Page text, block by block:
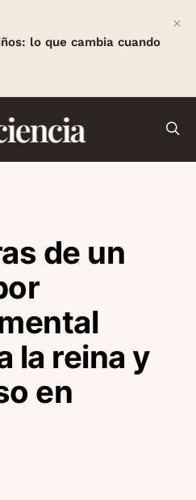
lo que cambia cuando
×
de un
la reina y
en